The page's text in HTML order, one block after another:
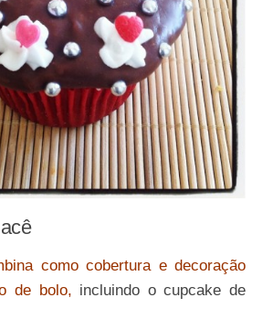
como cobertura e decoração
de bolo, incluindo o cupcake de